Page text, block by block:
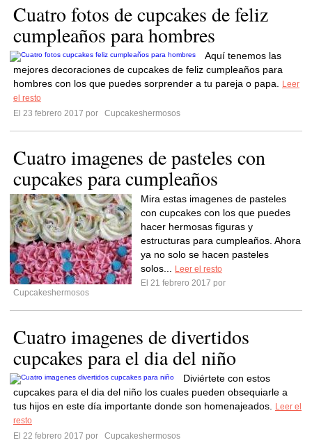
Cuatro fotos de cupcakes de feliz
cumpleaños para hombres
Aquí tenemos las
mejores decoraciones de cupcakes de feliz cumpleaños para
hombres con los que puedes sorprender a tu pareja o papa.
Leer
el resto
El 23 febrero 2017 por
Cupcakeshermosos
Cuatro imagenes de pasteles con
cupcakes para cumpleaños
Mira estas imagenes de pasteles
con cupcakes con los que puedes
hacer hermosas figuras y
estructuras para cumpleaños. Ahora
ya no solo se hacen pasteles
solos...
Leer el resto
El 21 febrero 2017 por
Cupcakeshermosos
Cuatro imagenes de divertidos
cupcakes para el dia del niño
Diviértete con estos
cupcakes para el dia del niño los cuales pueden obsequiarle a
tus hijos en este día importante donde son homenajeados.
Leer el
resto
El 22 febrero 2017 por
Cupcakeshermosos